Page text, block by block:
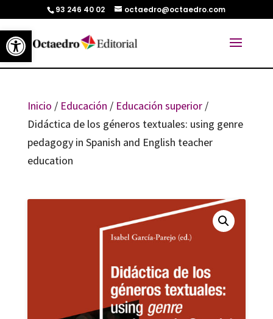
Abrir barra de herramientas
93 246 40 02 octaedro@octaedro.com
Inicio / Educación / Educación superior/
Didáctica de los géneros textuales: using genre
pedagogy in Spanish and English teacher
education